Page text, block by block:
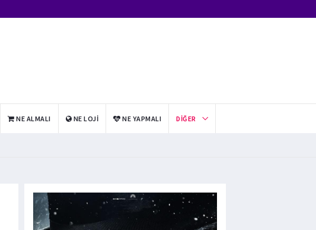
NE ALMALI NE LOJI NE YAPMALI DIĞER